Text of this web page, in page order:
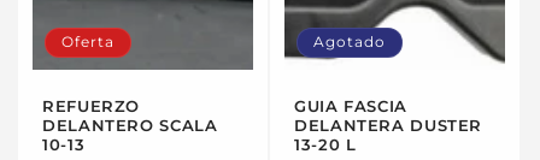
Oferta
REFUERZO
DELANTERO SCALA
10-13
Agotado
GUIA FASCIA
DELANTERA DUSTER
13-20 L